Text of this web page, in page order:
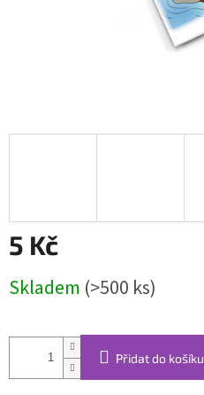
5 Kč
cena:
Skladem (>500 ks)
Přidat do košíku